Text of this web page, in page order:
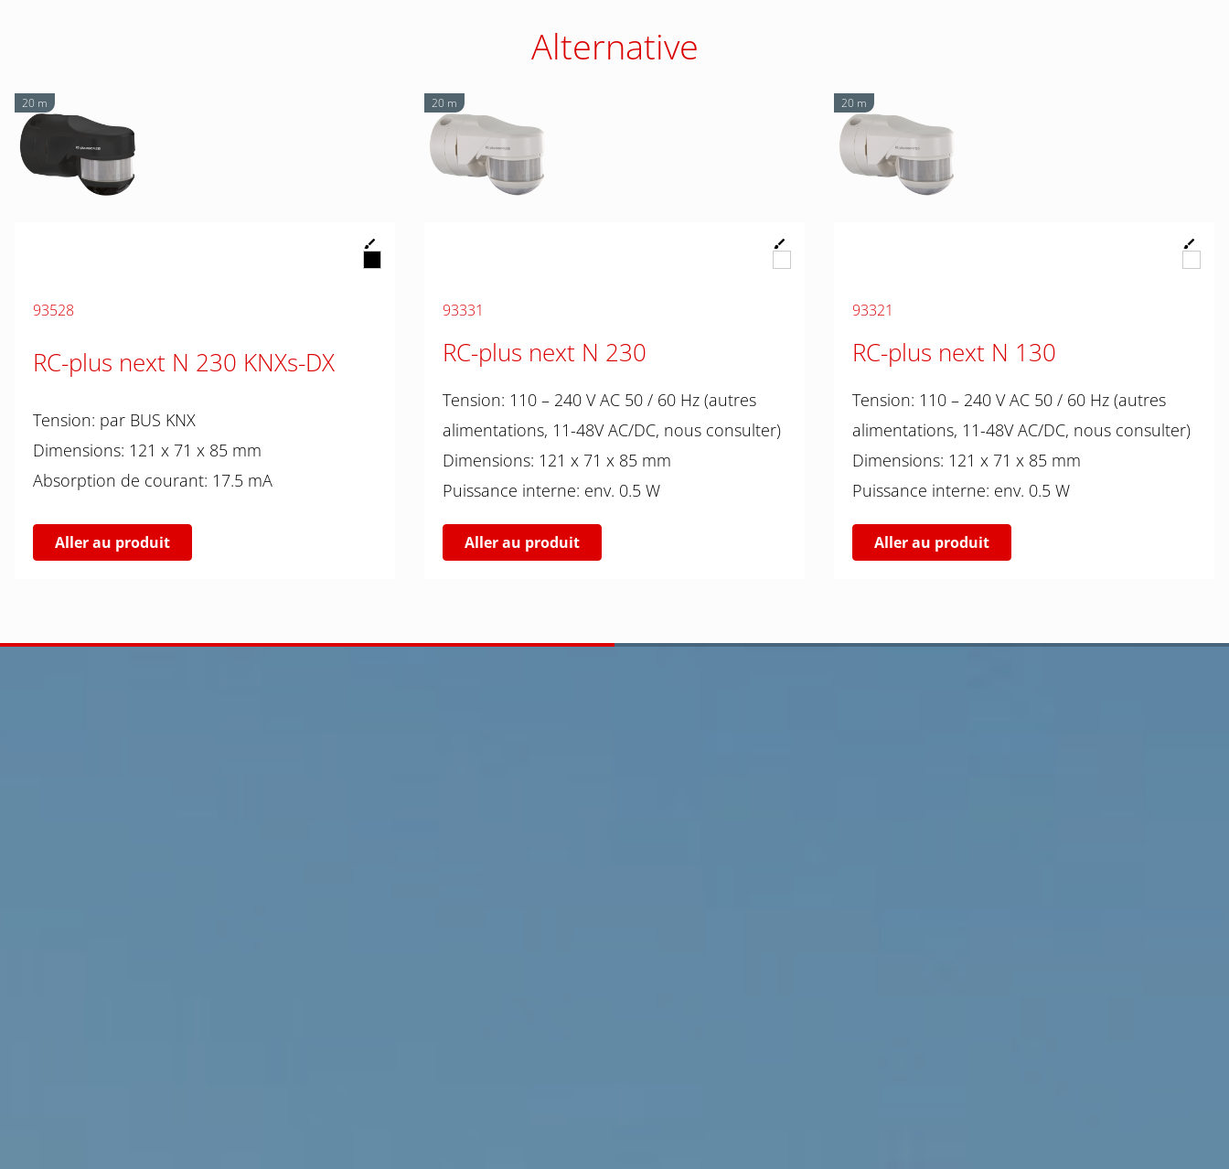
Alternative
20 m
93528
RC-plus next N 230 KNXs-DX
Tension: par BUS KNX
Dimensions: 121 x 71 x 85 mm
Absorption de courant: 17.5 mA
Aller au produit
20 m
93331
RC-plus next N 230
Tension: 110 – 240 V AC 50 / 60 Hz (autres
alimentations, 11-48V AC/DC, nous consulter)
Dimensions: 121 x 71 x 85 mm
Puissance interne: env. 0.5 W
Aller au produit
20 m
93321
RC-plus next N 130
Tension: 110 – 240 V AC 50 / 60 Hz (autres
alimentations, 11-48V AC/DC, nous consulter)
Dimensions: 121 x 71 x 85 mm
Puissance interne: env. 0.5 W
Aller au produit